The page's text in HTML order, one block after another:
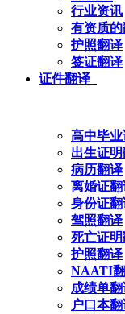
行业资讯
有资质的
护照翻译
签证翻译
证件翻译
高中毕
出生证
病历翻译
离婚证翻
身份证翻
驾照翻译
死亡证
护照翻译
NAATI
成绩单翻
户口本